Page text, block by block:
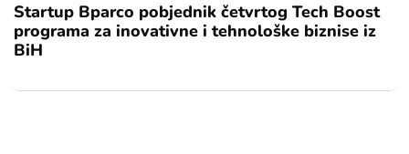
Startup Bparco pobjednik četvrtog Tech Boost
programa za inovativne i tehnološke biznise iz
BiH